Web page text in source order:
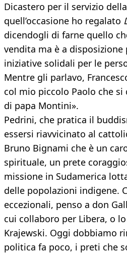
Dicastero per il servizio
quell’occasione ho regalato
dicendogli di farne quello
vendita ma è a disposizione
iniziative solidali per le
Mentre gli parlavo,
col mio piccolo Paolo che
di papa Montini».
Pedrini, che pratica il
essersi riavvicinato al
Bruno Bignami che è un
spirituale, un prete
missione in Sudamerica
delle popolazioni indigene.
eccezionali, penso a don
cui collaboro per Libera, o
Krajewski. Oggi dobbiamo
politica fa poco, i preti che